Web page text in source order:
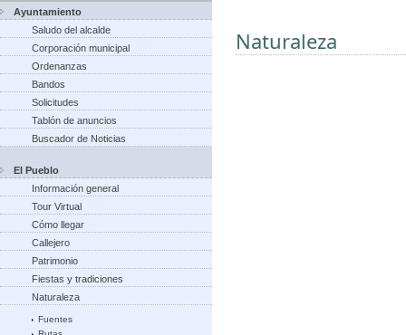
Ayuntamiento
Saludo del alcalde
Corporación municipal
Ordenanzas
Bandos
Solicitudes
Tablón de anuncios
Buscador de Noticias
El Pueblo
Información general
Tour Virtual
Cómo llegar
Callejero
Patrimonio
Fiestas y tradiciones
Naturaleza
Fuentes
Naturaleza